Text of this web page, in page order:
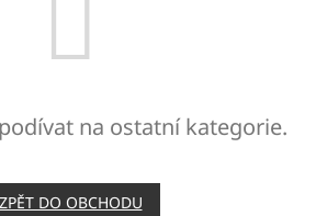
na ostatní kategorie.
ZPĚT DO OBCHODU